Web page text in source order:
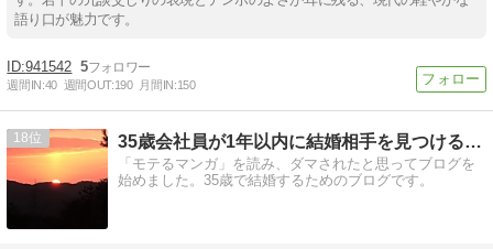
語り口が魅力です。
941542 5
週間IN:40 週間OUT:190 月間IN:150
18 35歳会社員が1年以内に結婚相手を見つけるブログ
「モテるマンガ」を読み、ダマされたと思ってブログを
始めました。35歳で結婚するためのブログです。